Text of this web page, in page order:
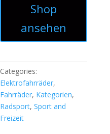
Shop
ansehen
Categories:
Elektrofahrräder,
Fahrräder, Kategorien,
Radsport,Sport and
Freizeit